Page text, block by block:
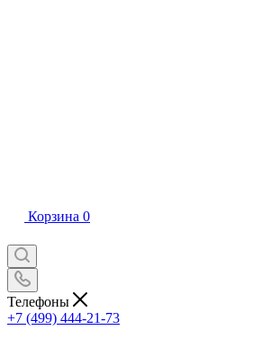
Корзина 0
Телефоны
+7 (499) 444-21-73